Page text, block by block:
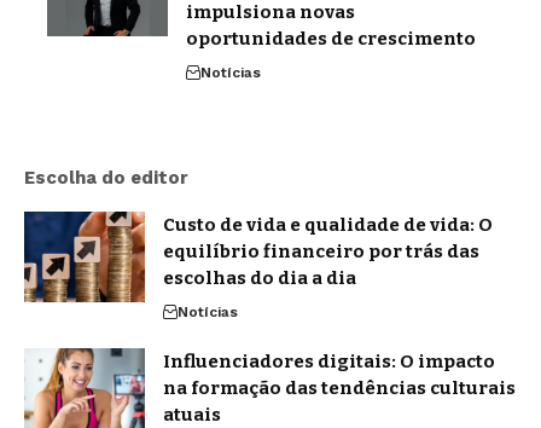
impulsiona novas
oportunidades de crescimento
Notícias
Escolha do editor
Custo de vida e qualidade de vida: O
equilíbrio financeiro por trás das
escolhas do dia a dia
Notícias
Influenciadores digitais: O impacto
na formação das tendências culturais
atuais